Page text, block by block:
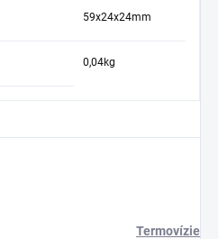
59x24x24mm
0,04kg
Termovízie